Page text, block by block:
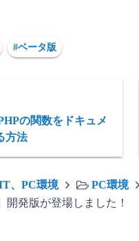
#ベータ版
の関数をドキュメ
方法
、PC環境
PC環境
開発版が登場しました！